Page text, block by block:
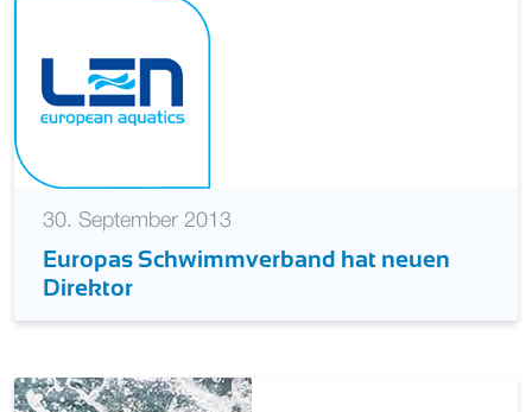
30. September 2013
Europas Schwimmverband hat neuen
Direktor